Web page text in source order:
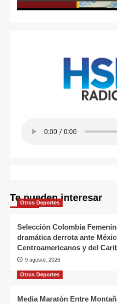
Te pueden interesar
Otros Deportes
Selección Colombia
dramática derrota ante
Centroamericanos y del
9 agosto, 2026
Otros Deportes
Media Maratón Entre